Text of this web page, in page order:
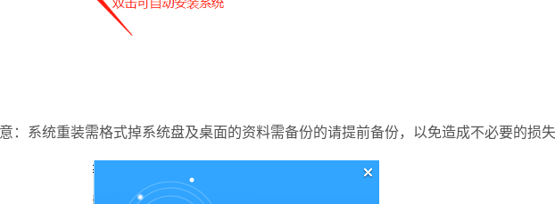
系统重装需格式掉系统盘及桌面的资料需备份的请提前备份，以免造成不必要的损